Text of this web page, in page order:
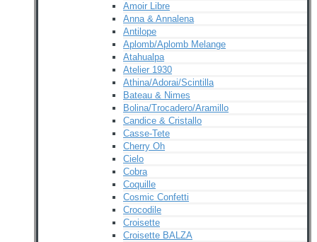
Amoir Libre
Anna & Annalena
Antilope
Aplomb/Aplomb Melange
Atahualpa
Atelier 1930
Athina/Adorai/Scintilla
Bateau & Nimes
Bolina/Trocadero/Aramillo
Candice & Cristallo
Casse-Tete
Cherry Oh
Cielo
Cobra
Coquille
Cosmic Confetti
Crocodile
Croisette
Croisette BALZA